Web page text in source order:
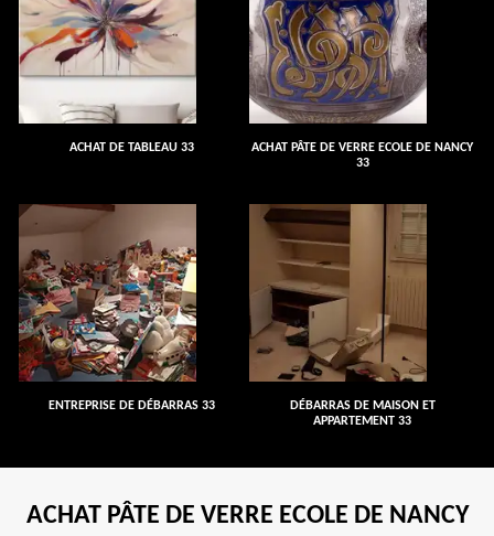
ACHAT DE TABLEAU 33
ACHAT PÂTE DE VERRE ECOLE DE NANCY
33
ENTREPRISE DE DÉBARRAS 33
DÉBARRAS DE MAISON ET
APPARTEMENT 33
ACHAT PÂTE DE VERRE ECOLE DE NANCY